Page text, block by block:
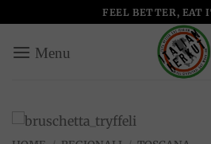
ai
contenuti
FEEL BETTER, EAT